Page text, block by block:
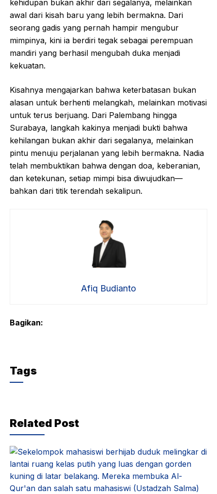
kehidupan bukan akhir dari segalanya, melainkan
awal dari kisah baru yang lebih bermakna. Dari
seorang gadis yang pernah hampir mengubur
mimpinya, kini ia berdiri tegak sebagai perempuan
mandiri yang berhasil mengubah duka menjadi
kekuatan.
Kisahnya mengajarkan bahwa keterbatasan bukan
alasan untuk berhenti melangkah, melainkan motivasi
untuk terus berjuang. Dari Palembang hingga
Surabaya, langkah kakinya menjadi bukti bahwa
kehilangan bukan akhir dari segalanya, melainkan
pintu menuju perjalanan yang lebih bermakna. Nadia
telah membuktikan bahwa dengan doa, keberanian,
dan ketekunan, setiap mimpi bisa diwujudkan—
bahkan dari titik terendah sekalipun.
Afiq Budianto
Bagikan:
Tags
Related Post